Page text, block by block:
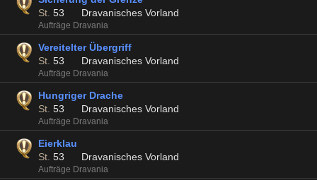
St. 53 Dravanisches Vorland
Aufträge Dravania
Vereitelter Übergriff
St. 53 Dravanisches Vorland
Aufträge Dravania
Hungriger Drache
St. 53 Dravanisches Vorland
Aufträge Dravania
Eierklau
St. 53 Dravanisches Vorland
Aufträge Dravania